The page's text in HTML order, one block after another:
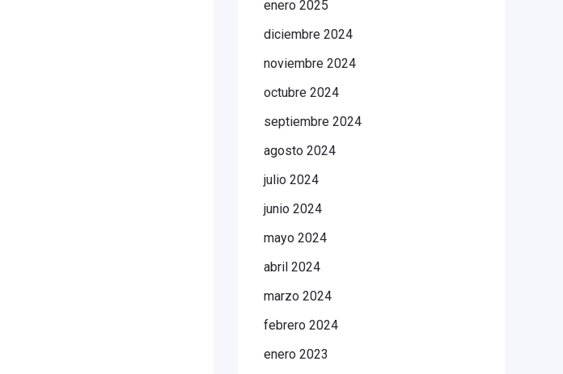
enero 2025
diciembre 2024
noviembre 2024
octubre 2024
septiembre 2024
agosto 2024
julio 2024
junio 2024
mayo 2024
abril 2024
marzo 2024
febrero 2024
enero 2023